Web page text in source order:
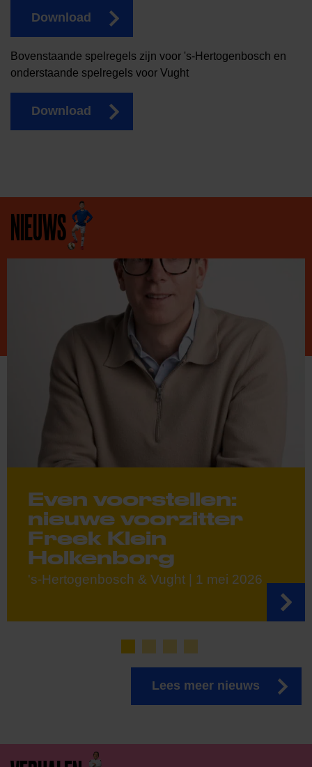
Download
Bovenstaande spelregels zijn voor 's-Hertogenbosch en
onderstaande spelregels voor Vught
Download
NIEUWS
Even voorstellen:
nieuwe voorzitter
Freek Klein
Holkenborg
's-Hertogenbosch & Vught | 1 mei 2026
Lees meer nieuws